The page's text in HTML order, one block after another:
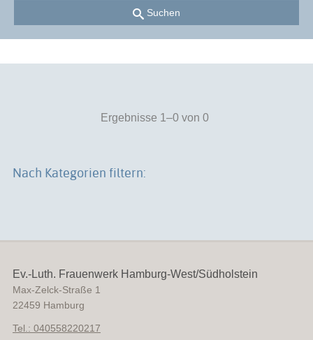
Suchen
Ergebnisse 1–0 von 0
Nach Kategorien filtern:
Ev.-Luth. Frauenwerk Hamburg-West/Südholstein
Max-Zelck-Straße 1
22459 Hamburg
Tel.: 040558220217